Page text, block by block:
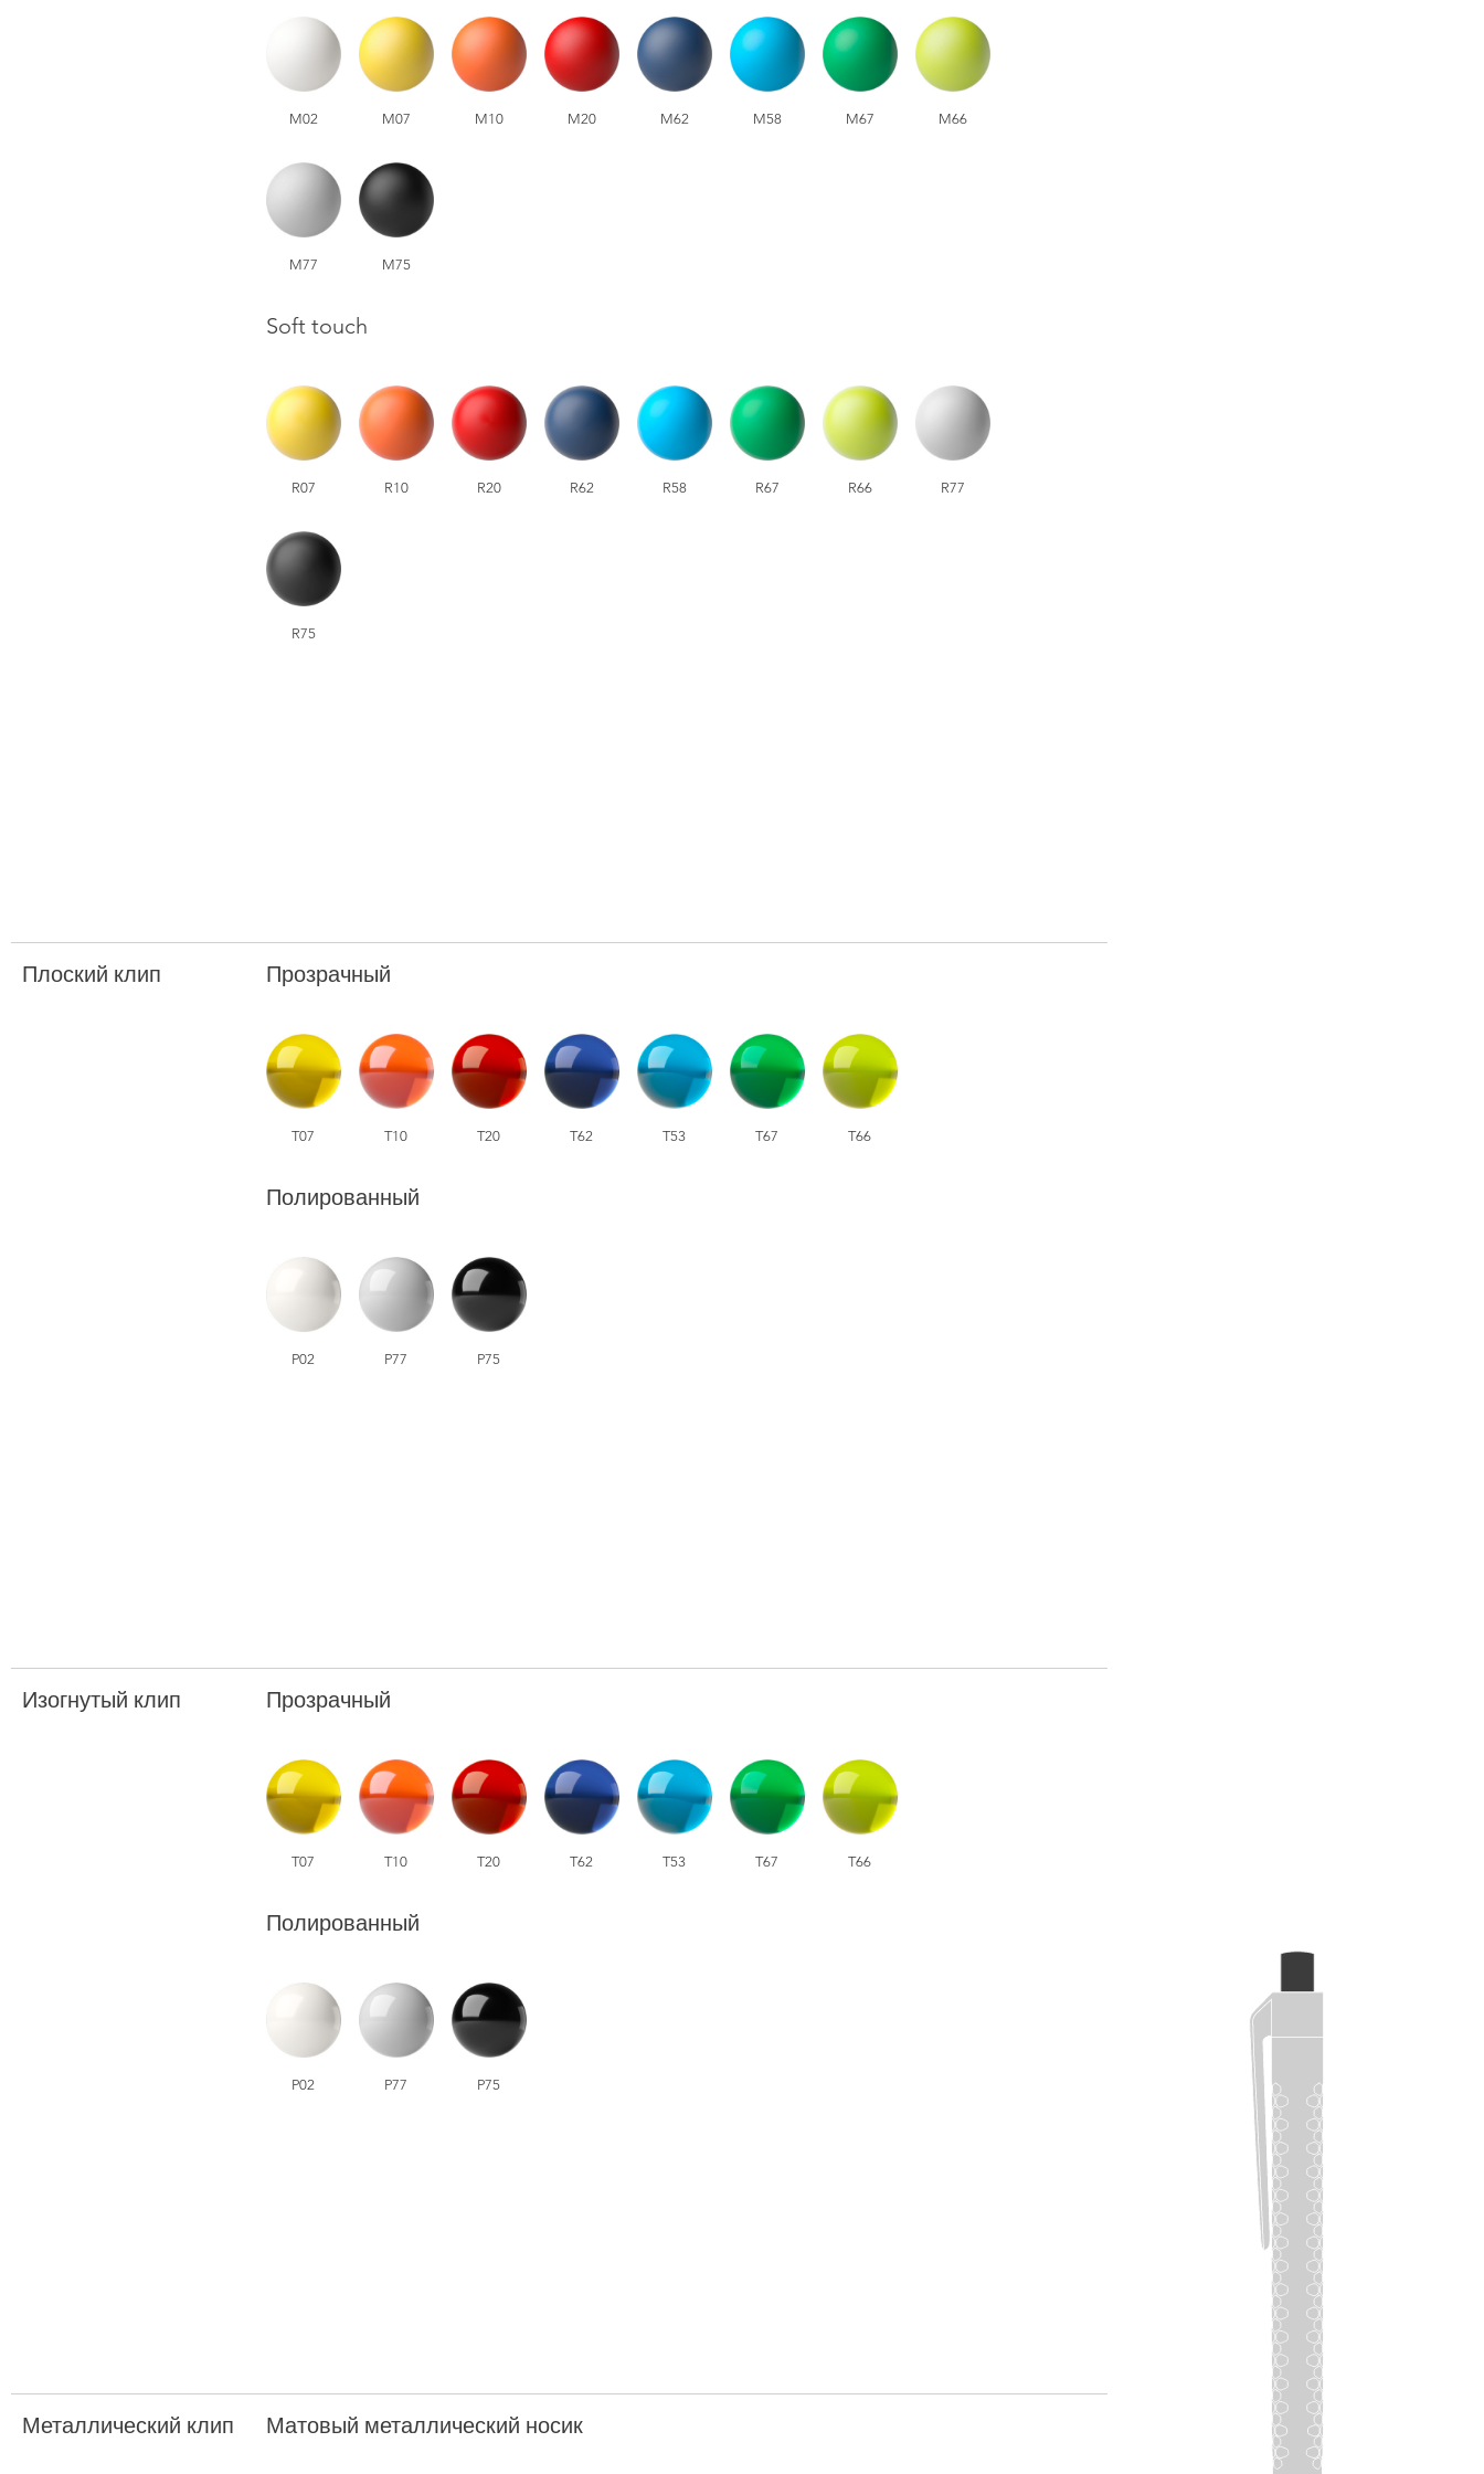
M02 M07 M10 M20 M62 M58 M67 M66
M77 M75
Soft touch
R07 R10 R20 R62 R58 R67 R66 R77
R75
Плоский клип Прозрачный
T07 T10 T20 T62 T53 T67 T66
Полированный
P02 P77 P75
Изогнутый клип Прозрачный
T07 T10 T20 T62 T53 T67 T66
Полированный
P02 P77 P75
Металлический клип Матовый металлический носик